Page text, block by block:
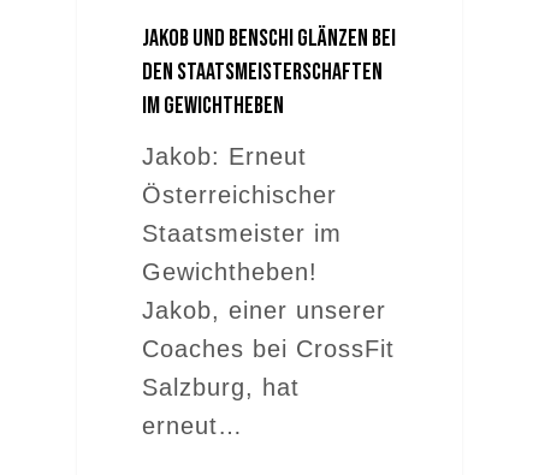
Jakob und Benschi glänzen bei
den Staatsmeisterschaften
im Gewichtheben
Jakob: Erneut
Österreichischer
Staatsmeister im
Gewichtheben!
Jakob, einer unserer
Coaches bei CrossFit
Salzburg, hat
erneut…